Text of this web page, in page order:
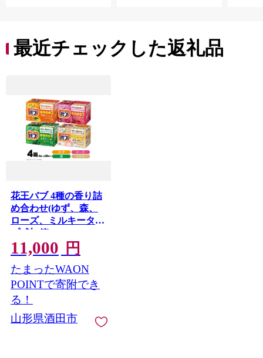
デイ
ファイントゥデイ
最近チェックした返礼品
花王バブ 4種の香り詰
め合わせ(ゆず、森、
ローズ、ミルキータイ
プ) 計4箱 SA2510
11,000 円
たまったWAON
POINTで寄附でき
る！
山形県酒田市